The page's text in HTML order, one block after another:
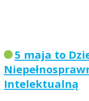
5 maja to
Intelektualną